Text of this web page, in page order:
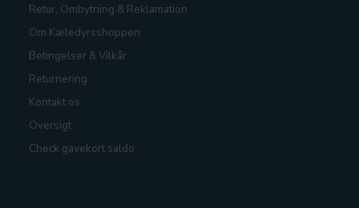
Retur, Ombytning & Reklamation
Om Kæledyrsshoppen
Betingelser & Vilkår
Returnering
Kontakt os
Oversigt
Check gavekort saldo